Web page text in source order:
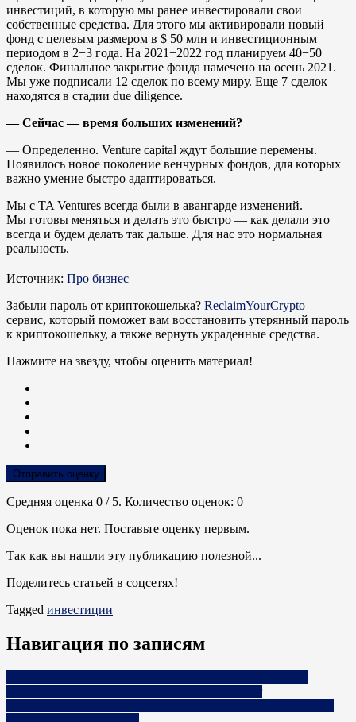
инвестиций, в которую мы ранее инвестировали свои
собственные средства. Для этого мы активировали новый
фонд с целевым размером в $ 50 млн и инвестиционным
периодом в 2−3 года. На 2021−2022 год планируем 40−50
сделок. Финальное закрытие фонда намечено на осень 2021.
Мы уже подписали 12 сделок по всему миру. Еще 7 сделок
находятся в стадии due diligence.
— Сейчас — время больших изменений?
— Определенно. Venture capital ждут большие перемены.
Появилось новое поколение венчурных фондов, для которых
важно умение быстро адаптироваться.
Мы с TA Ventures всегда были в авангарде изменений.
Мы готовы меняться и делать это быстро — как делали это
всегда и будем делать так дальше. Для нас это нормальная
реальность.
Источник: Про бизнес
Забыли пароль от криптокошелька? ReclaimYourCrypto —
cервис, который поможет вам восстановить утерянный пароль
к криптокошельку, а также вернуть украденные средства.
Нажмите на звезду, чтобы оценить материал!
Отправить оценку
Средняя оценка 0 / 5. Количество оценок: 0
Оценок пока нет. Поставьте оценку первым.
Так как вы нашли эту публикацию полезной...
Поделитесь статьей в соцсетях!
Tagged инвестиции
Навигация по записям